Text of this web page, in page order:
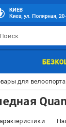
КИЕВ
Киев, ул. Полярная,
для велоспорта